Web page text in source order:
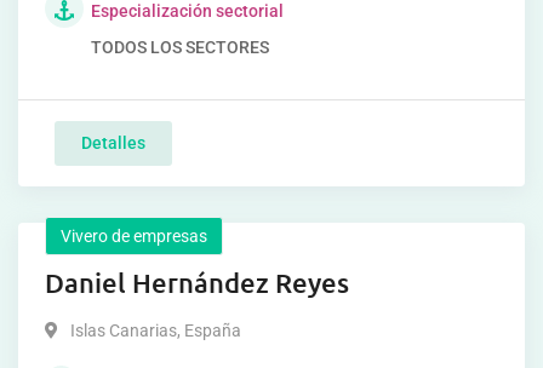
Especialización sectorial
TODOS LOS SECTORES
Detalles
Vivero de empresas
Daniel Hernández Reyes
Islas Canarias, España